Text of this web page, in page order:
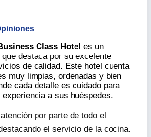
Class Hotel es un
destaca por su excelente
de calidad. Este hotel cuenta
muy limpias, ordenadas y bien
cada detalle es cuidado para
a sus huéspedes.
por parte de todo el
el servicio de la cocina.